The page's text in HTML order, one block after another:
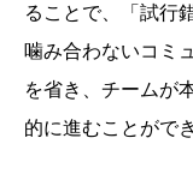
ることで、「試行
噛み合わないコミ
を省き、チームが
的に進むことがで